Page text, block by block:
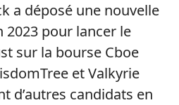
a déposé une nouvelle
2023 pour lancer le
sur la bourse Cboe
et Valkyrie
d’autres candidats en